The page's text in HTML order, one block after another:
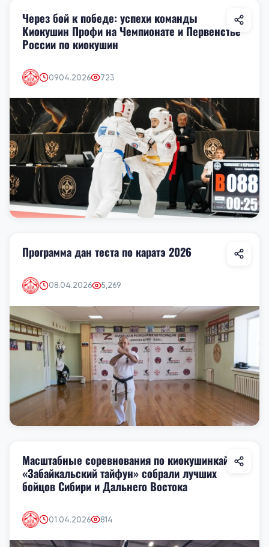
Через бой к победе: успехи команды
Киокушин Профи на Чемпионате и Первенстве
России по киокушин
09.04.2026 723
Программа дан теста по каратэ 2026
08.04.2026 5,269
Масштабные соревнования по киокушинкай
«Забайкальский тайфун» собрали лучших
бойцов Сибири и Дальнего Востока
01.04.2026 814